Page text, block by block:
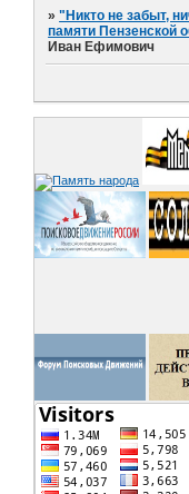
»"Никто не забыт,
памяти Пензенской
Иван Ефимович